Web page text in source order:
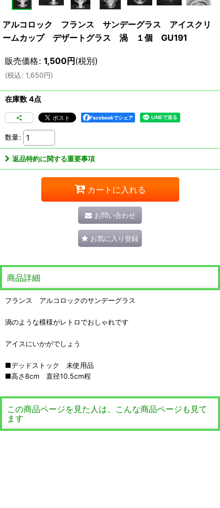
アルコロック フランス サンデーグラス アイスクリ
ームカップ デザートグラス 渦 １個 GU191
販売価格: 1,500円(税別)
(税込: 1,650円)
在庫数 4点
Facebookでシェア
数量:
返品特約に関する重要事項
カートに入れる
お問い合わせ
お気に入り登録
商品詳細
フランス アルコロックのサンデーグラス
渦のような模様がレトロでおしゃれです
アイスにいかがでしょう
■デッドストック 未使用品
■高さ8cm 直径10.5cm程
この商品ページを見た人は、こんな商品ページも見て
ます